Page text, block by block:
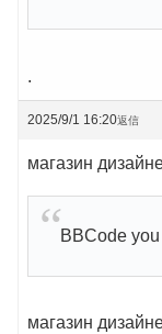
.
2025/9/1 16:20返信
магазин
BBCode
магазин